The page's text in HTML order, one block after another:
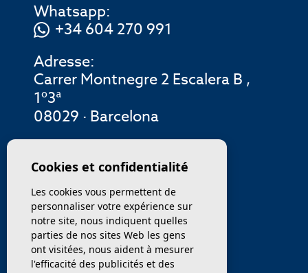
Whatsapp:
+34 604 270 991
Adresse:
Carrer Montnegre 2 Escalera B ,
1º3ª
08029 · Barcelona
MENU
ENTREPRISE
PROPRIÉTÉS
SERVICES
Cookies et confidentialité
Les cookies vous permettent de
personnaliser votre expérience sur
notre site, nous indiquent quelles
parties de nos sites Web les gens
ont visitées, nous aident à mesurer
l'efficacité des publicités et des